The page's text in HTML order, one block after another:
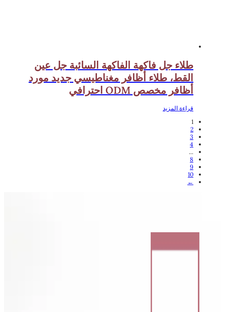
طلاء جل فاكهة الفاكهة السائبة جل عين
القط، طلاء أظافر مغناطيسي جديد مورد
أظافر مخصص ODM احترافي
قراءة المزيد
1
2
3
4
...
8
9
10
←